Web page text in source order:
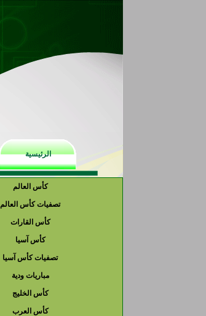
الرئيسية
كأس العالم
تصفيات كأس العالم
كأس القارات
كأس آسيا
تصفيات كأس آسيا
مباريات ودية
كأس الخليج
كأس العرب